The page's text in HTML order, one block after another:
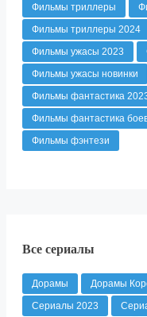
Фильмы триллеры
Фильмы триллеры 2024
Фильмы ужасы 2023
Фильмы ужасы новинки
Фильмы фантастика
Фильмы фантастика
Фильмы фэнтези
Все сериалы
Дорамы Дорамы
Сериалы 2023